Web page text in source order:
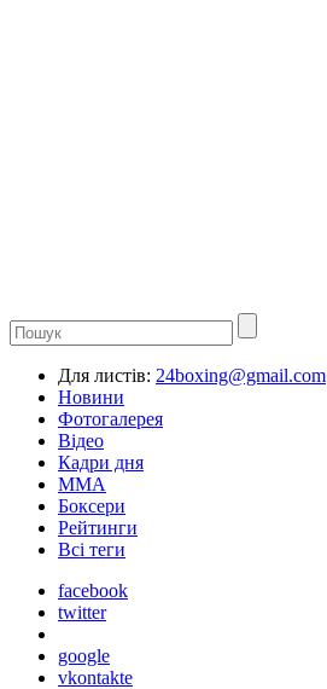
Для листів: 24boxing@gmail.com
Новини
Фотогалерея
Відео
Кадри дня
ММА
Боксери
Рейтинги
Всі теги
facebook
twitter
google
vkontakte